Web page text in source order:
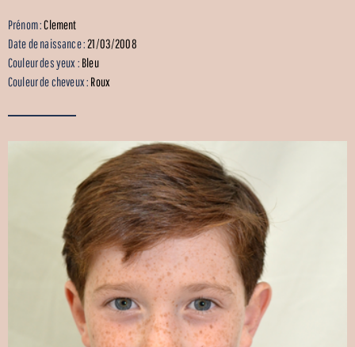
Prénom :Clement
Date de naissance :21/03/2008
Couleur des yeux : Bleu
Couleur de cheveux : Roux